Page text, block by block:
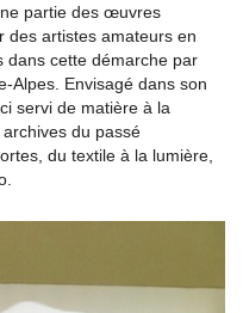
partie des œuvres
des artistes amateurs en
dans cette démarche par
Alpes. Envisagé dans son
servi de matière à la
du passé
du textile à la lumière,